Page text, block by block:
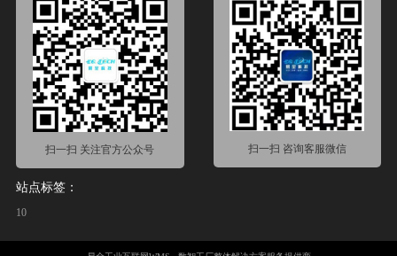
扫一扫 关注官方公众号 扫一扫 咨询客服微信
站点标签：
10